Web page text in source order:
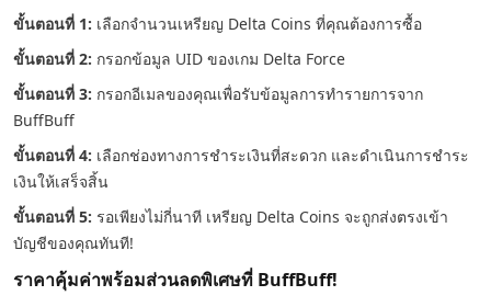
ขั้นตอนที่ 1: เลือกจำนวนเหรียญ Delta Coins ที่คุณต้องการซื้อ
ขั้นตอนที่ 2: กรอกข้อมูล UID ของเกม Delta Force
ขั้นตอนที่ 3: กรอกอีเมลของคุณเพื่อรับข้อมูลการทำรายการจาก
BuffBuff
ขั้นตอนที่ 4: เลือกช่องทางการชำระเงินที่สะดวก และดำเนินการชำระ
เงินให้เสร็จสิ้น
ขั้นตอนที่ 5: รอเพียงไม่กี่นาที เหรียญ Delta Coins จะถูกส่งตรงเข้า
บัญชีของคุณทันที!
ราคาคุ้มค่าพร้อมส่วนลดพิเศษที่ BuffBuff!